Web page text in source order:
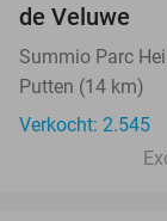
de Veluwe
Summio Parc
Putten (14 km)
Verkocht: 2.545